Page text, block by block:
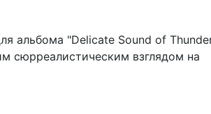
альбома "Delicate Sound of
сюрреалистическим взглядом на